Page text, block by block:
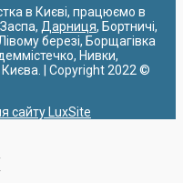
в Києві, працюємо в
Дарниця, Бортничі,
березі, Борщагівка
Нивки,
Києва. | Copyright 2022 ©
сайту LuxSite